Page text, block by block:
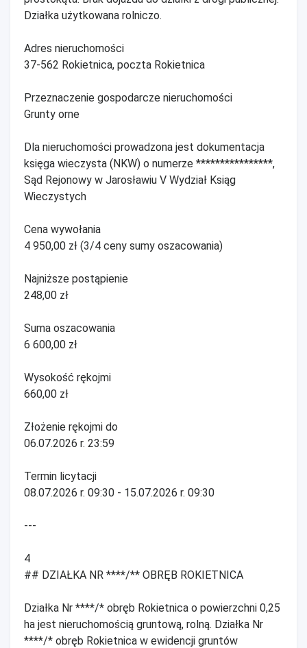
Działka użytkowana rolniczo.
Adres nieruchomości
37-562 Rokietnica, poczta Rokietnica
Przeznaczenie gospodarcze nieruchomości
Grunty orne
Dla nieruchomości prowadzona jest dokumentacja
księga wieczysta (NKW) o numerze ****************,
Sąd Rejonowy w Jarosławiu V Wydział Ksiąg
Wieczystych
Cena wywołania
4 950,00 zł (3/4 ceny sumy oszacowania)
Najniższe postąpienie
248,00 zł
Suma oszacowania
6 600,00 zł
Wysokość rękojmi
660,00 zł
Złożenie rękojmi do
06.07.2026 r. 23:59
Termin licytacji
08.07.2026 r. 09:30 - 15.07.2026 r. 09:30
---
4
## DZIAŁKA NR ****/** OBRĘB ROKIETNICA
Działka Nr ****/* obręb Rokietnica o powierzchni 0,25
ha jest nieruchomością gruntową, rolną. Działka Nr
****/* obręb Rokietnica w ewidencji gruntów